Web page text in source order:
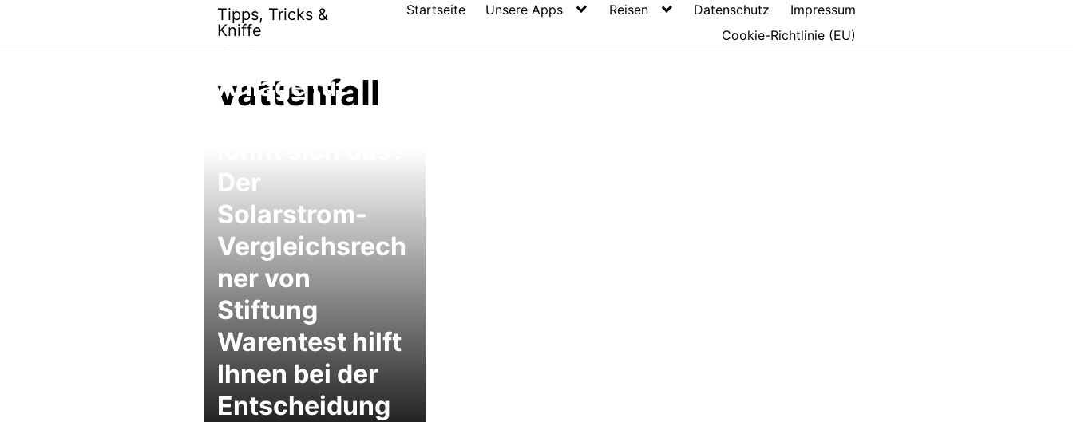
content
Tipps, Tricks &
Kniffe
Startseite Unsere Apps Reisen Datenschutz
Impressum
Cookie-Richtlinie (EU)
vattenfall
Solarstrom-
Anlage für
Der
Solarstrom-
Vergleichsrech
ner von
Stiftung
Warentest hilft
Ihnen bei der
Entscheidung